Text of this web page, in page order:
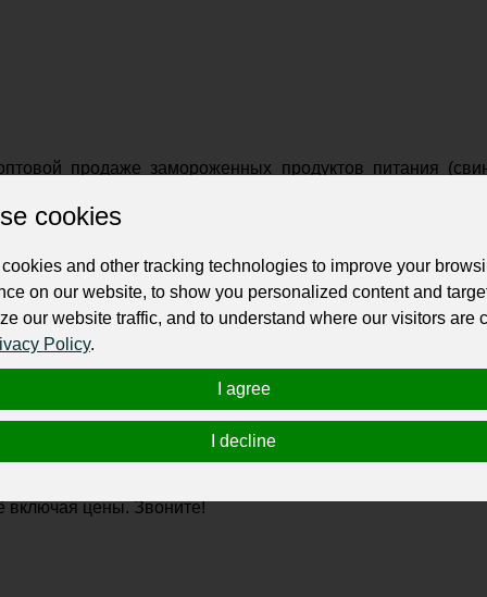
продаже замороженных продуктов питания
овощи, рыба).
Работает с юридическими
поставки во многие регионы России, в том числе и
200 наименований.В основном это продукция
наличия сертификатов качества, соответствия
западе Москвы (продбаза«Московский
так и исходит от производителя.Доставка товара
«Агром» Вы можете рассчитывать только на
включая цены.Звоните!
cookies
and other tracking technologies to improve your
on our website, to show you personalized content and
our website traffic, and to understand where our visitors are
Policy.
I agree
I decline